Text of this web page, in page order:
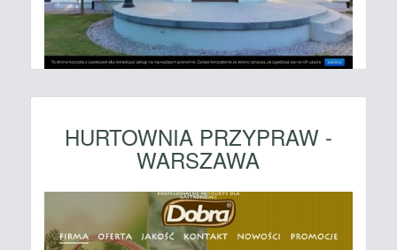
HURTOWNIA PRZYPRAW -
WARSZAWA